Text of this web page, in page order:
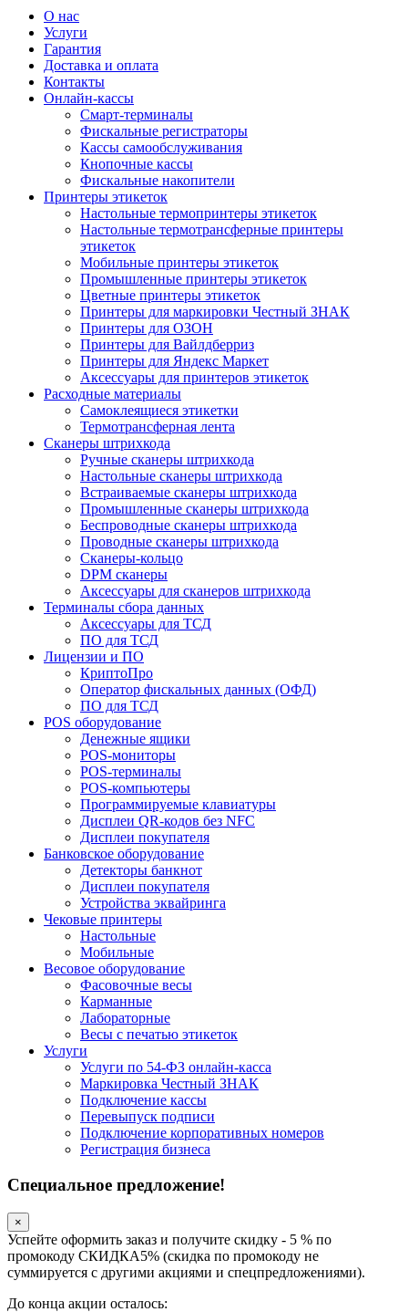
О нас
Услуги
Гарантия
Доставка и оплата
Контакты
Онлайн-кассы
Смарт-терминалы
Фискальные регистраторы
Кассы самообслуживания
Кнопочные кассы
Фискальные накопители
Принтеры этикеток
Настольные термопринтеры этикеток
Настольные термотрансферные принтеры
этикеток
Мобильные принтеры этикеток
Промышленные принтеры этикеток
Цветные принтеры этикеток
Принтеры для маркировки Честный ЗНАК
Принтеры для ОЗОН
Принтеры для Вайлдберриз
Принтеры для Яндекс Маркет
Аксессуары для принтеров этикеток
Расходные материалы
Самоклеящиеся этикетки
Термотрансферная лента
Сканеры штрихкода
Ручные сканеры штрихкода
Настольные сканеры штрихкода
Встраиваемые сканеры штрихкода
Промышленные сканеры штрихкода
Беспроводные сканеры штрихкода
Проводные сканеры штрихкода
Сканеры-кольцо
DPM сканеры
Аксессуары для сканеров штрихкода
Терминалы сбора данных
Аксессуары для ТСД
ПО для ТСД
Лицензии и ПО
КриптоПро
Оператор фискальных данных (ОФД)
ПО для ТСД
POS оборудование
Денежные ящики
POS-мониторы
POS-терминалы
POS-компьютеры
Программируемые клавиатуры
Дисплеи QR-кодов без NFC
Дисплеи покупателя
Банковское оборудование
Детекторы банкнот
Дисплеи покупателя
Устройства эквайринга
Чековые принтеры
Настольные
Мобильные
Весовое оборудование
Фасовочные весы
Карманные
Лабораторные
Весы с печатью этикеток
Услуги
Услуги по 54-ФЗ онлайн-касса
Маркировка Честный ЗНАК
Подключение кассы
Перевыпуск подписи
Подключение корпоративных номеров
Регистрация бизнеса
Специальное предложение!
×
Успейте оформить заказ и получите скидку - 5 % по
промокоду СКИДКА5% (скидка по промокоду не
суммируется с другими акциями и спецпредложениями).
До конца акции осталось: